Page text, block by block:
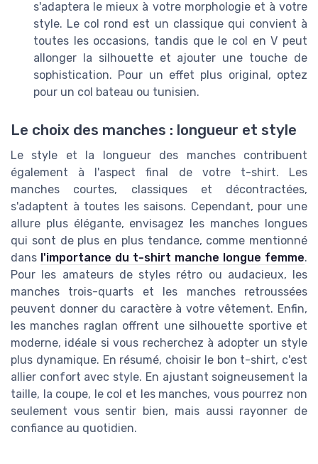
s'adaptera le mieux à votre morphologie et à votre
style. Le col rond est un classique qui convient à
toutes les occasions, tandis que le col en V peut
allonger la silhouette et ajouter une touche de
sophistication. Pour un effet plus original, optez
pour un col bateau ou tunisien.
Le choix des manches : longueur et style
Le style et la longueur des manches contribuent
également à l'aspect final de votre t-shirt. Les
manches courtes, classiques et décontractées,
s'adaptent à toutes les saisons. Cependant, pour une
allure plus élégante, envisagez les manches longues
qui sont de plus en plus tendance, comme mentionné
dans l'importance du t-shirt manche longue femme.
Pour les amateurs de styles rétro ou audacieux, les
manches trois-quarts et les manches retroussées
peuvent donner du caractère à votre vêtement. Enfin,
les manches raglan offrent une silhouette sportive et
moderne, idéale si vous recherchez à adopter un style
plus dynamique. En résumé, choisir le bon t-shirt, c'est
allier confort avec style. En ajustant soigneusement la
taille, la coupe, le col et les manches, vous pourrez non
seulement vous sentir bien, mais aussi rayonner de
confiance au quotidien.